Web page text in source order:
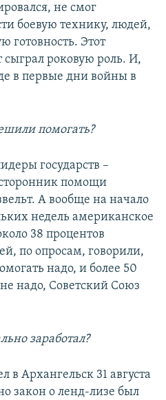
не смог
боевую технику, людей,
готовность. Этот
сыграл роковую роль. И,
в первые дни войны в
помогать?
государств –
помощи
А вообще на начало
недель американское
38 процентов
по опросам, говорили,
надо, и более 50
надо, Советский Союз
заработал?
Архангельск 31 августа
закон о ленд-лизе был